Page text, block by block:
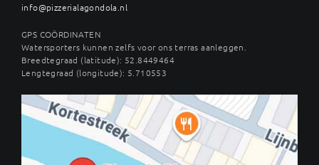
info@pizzerialagondola.nl
GPS COÖRDINATEN
Watersporters kunnen zelfs voor ons terras aanleggen.
Breedtegraad (latitude): 52.8449464
Lengtegraad (longitude): 5.710553